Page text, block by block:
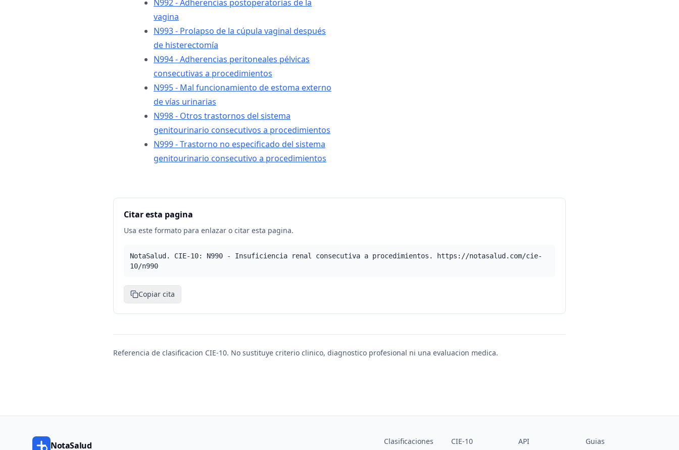
N992 - Adherencias postoperatorias de la
vagina
N993 - Prolapso de la cúpula vaginal después
de histerectomía
N994 - Adherencias peritoneales pélvicas
consecutivas a procedimientos
N995 - Mal funcionamiento de estoma externo
de vías urinarias
N998 - Otros trastornos del sistema
genitourinario consecutivos a procedimientos
N999 - Trastorno no especificado del sistema
genitourinario consecutivo a procedimientos
Citar esta pagina
Usa este formato para enlazar o citar esta pagina.
NotaSalud. CIE-10: N990 - Insuficiencia renal consecutiva a procedimientos. https://notasalud.com/cie-
10/n990
Copiar cita
Referencia de clasificacion CIE-10. No sustituye criterio clinico, diagnostico profesional ni una evaluacion medica.
NotaSalud Clasificaciones CIE-10 API Guias